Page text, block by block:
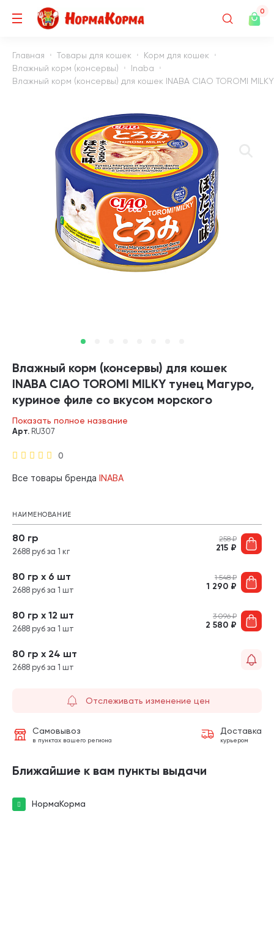
0
Главная Товары для кошек
Корм для кошек
Влажный корм (консервы)
Inaba
Влажный корм (консервы) для кошек INABA CIAO TOROMI
Влажный корм (консервы) для кошек
INABA CIAO TOROMI MILKY тунец Магуро,
куриное филе со вкусом морского
гребешка в овсяном молоке в соусе
банка (80 гр)
Показать полное название
0
Арт. RU307
Все товары бренда INABA
НАИМЕНОВАНИЕ
80 гр
2688 руб за 1 кг
258₽
215 ₽
80 гр х 6 шт
2688 руб за 1 шт
1 548₽
1 290 ₽
80 гр х 12 шт
2688 руб за 1 шт
3 096₽
2 580 ₽
80 гр х 24 шт
2688 руб за 1 шт
Отслеживать изменение цен
Самовывоз
в пунктах вашего региона
Доставка
курьером
Ближайшие к вам пункты выдачи
НормаКорма